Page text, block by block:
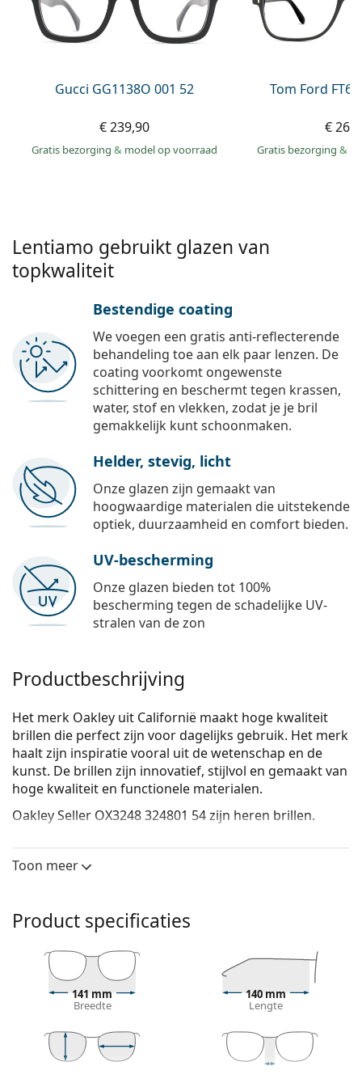
Persol
Prada
Gucci GG1138O 001 52
€ 239,90
Gratis bezorging& model op voorraad
Tom Ford
€
Gratis bezorging &
Lentiamo gebruikt glazen van
topkwaliteit
Bestendige coating
We voegen een gratis anti-reflecterende
behandeling toe aan elk paar lenzen. De
coating voorkomt ongewenste
schittering en beschermt tegen krassen,
water, stof en vlekken, zodat je je bril
gemakkelijk kunt schoonmaken.
Helder, stevig, licht
Onze glazen zijn gemaakt van
hoogwaardige materialen die uitstekende
optiek, duurzaamheid en comfort bieden.
UV-bescherming
Onze glazen bieden tot 100%
bescherming tegen de schadelijke UV-
stralen van de zon
Productbeschrijving
Het merk Oakley uit Californië maakt hoge kwaliteit
brillen die perfect zijn voor dagelijks gebruik. Het merk
haalt zijn inspiratie vooral uit de wetenschap en de
kunst. De brillen zijn innovatief, stijlvol en gemaakt van
hoge kwaliteit en functionele materialen.
Oakley Seller OX3248 324801 54zijn heren brillen.
functie van Lentiamo.
De zwarte kleur van het montuur past perfect bij
een koele huidskleur en lichtblond, lichtbruin of
zwart haar.
Vierkante brillen zijn een perfecte vorm voor
mensen met een rond, ovaal of driehoekig gezicht.
Het montuur van de bril is gemaakt van metaal, dat
een unieke look biedt.
Een bril met volledige montuur is het meest
Toon meer
Product specificaties
141 mm
Breedte
140 mm
Lengte